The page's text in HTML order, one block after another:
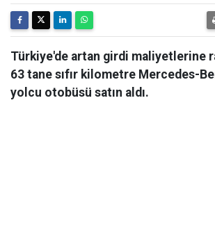
Türkiye'de artan girdi maliyetlerine
63 tane sıfır kilometre Mercedes-
yolcu otobüsü satın aldı.